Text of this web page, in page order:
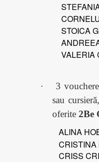
STOICA
VALERIA
·
3
sau
oferite 2Be
ALINA
CRISS